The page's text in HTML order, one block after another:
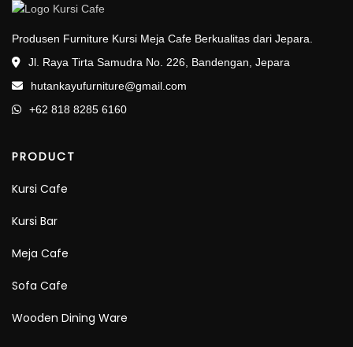
Produsen Furniture Kursi Meja Cafe Berkualitas dari Jepara.
Jl. Raya Tirta Samudra No. 226, Bandengan, Jepara
hutankayufurniture@gmail.com
+62 818 8285 6160
PRODUCT
Kursi Cafe
Kursi Bar
Meja Cafe
Sofa Cafe
Wooden Dining Ware